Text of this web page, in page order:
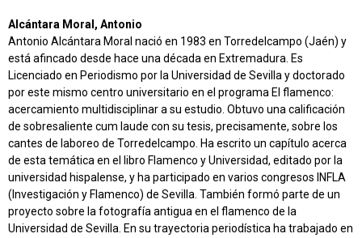
Alcántara Moral, Antonio
Antonio Alcántara Moral nació en 1983 en Torredelcampo (Jaén) y
está afincado desde hace una década en Extremadura. Es
Licenciado en Periodismo por la Universidad de Sevilla y doctorado
por este mismo centro universitario en el programa El flamenco:
acercamiento multidisciplinar a su estudio. Obtuvo una calificación
de sobresaliente cum laude con su tesis, precisamente, sobre los
cantes de laboreo de Torredelcampo. Ha escrito un capítulo acerca
de esta temática en el libro Flamenco y Universidad, editado por la
universidad hispalense, y ha participado en varios congresos INFLA
(Investigación y Flamenco) de Sevilla. También formó parte de un
proyecto sobre la fotografía antigua en el flamenco de la
Universidad de Sevilla. En su trayectoria periodística ha trabajado en